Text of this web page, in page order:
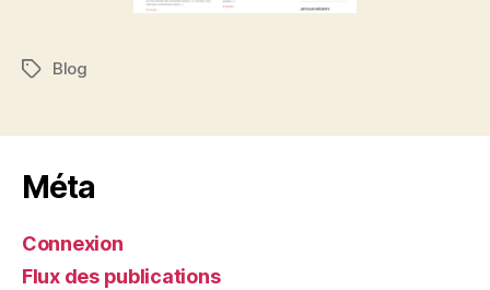
Blog
Méta
Connexion
Flux des publications